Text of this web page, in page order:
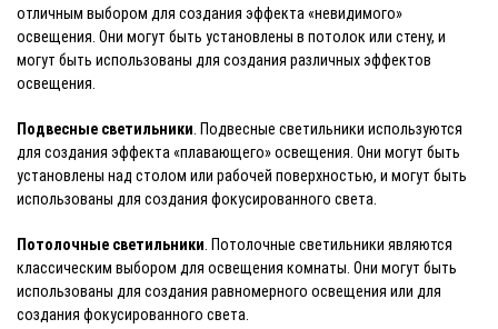
отличным выбором для создания эффекта «невидимого»
освещения. Они могут быть установлены в потолок или стену, и
могут быть использованы для создания различных эффектов
освещения.
Подвесные светильники . Подвесные светильники используются
для создания эффекта «плавающего» освещения. Они могут быть
установлены над столом или рабочей поверхностью, и могут быть
использованы для создания фокусированного света.
Потолочные светильники . Потолочные светильники являются
классическим выбором для освещения комнаты. Они могут быть
использованы для создания равномерного освещения или для
создания фокусированного света.